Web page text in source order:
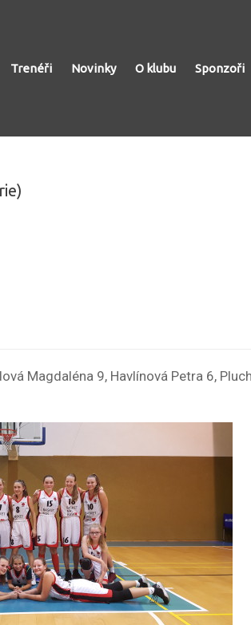
Trenéři Novinky O klubu Sponzoři
Magdaléna 9, Havlínová Petra 6,